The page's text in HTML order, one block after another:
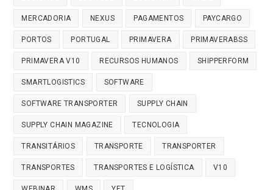
MERCADORIA NEXUS PAGAMENTOS PAYCARGO
PORTOS PORTUGAL PRIMAVERA PRIMAVERABSS
PRIMAVERA V10 RECURSOS HUMANOS SHIPPERFORM
SMARTLOGISTICS SOFTWARE
SOFTWARE TRANSPORTER SUPPLY CHAIN
SUPPLY CHAIN MAGAZINE TECNOLOGIA
TRANSITÁRIOS TRANSPORTE TRANSPORTER
TRANSPORTES TRANSPORTES E LOGÍSTICA V10